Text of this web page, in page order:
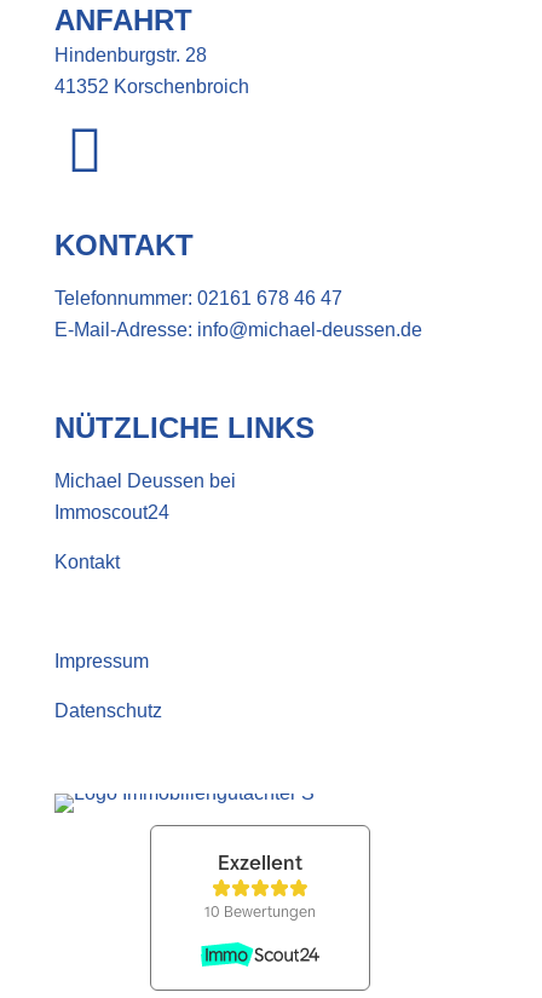
ANFAHRT
Hindenburgstr. 28
41352 Korschenbroich
KONTAKT
Telefonnummer: 02161 678 46 47
E-Mail-Adresse: info@michael-deussen.de
NÜTZLICHE LINKS
Michael Deussen bei
Immoscout24
Kontakt
Impressum
Datenschutz